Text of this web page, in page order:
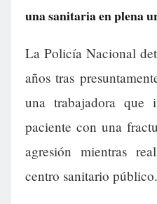
una sanitaria en plena
La Policía Nacional
años tras
una trabajadora que
paciente con una
agresión mientras
centro sanitario público.